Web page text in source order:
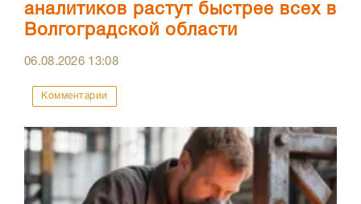
аналитиков растут быстрее всех в
Волгоградской области
06.08.2026 13:08
Комментарии